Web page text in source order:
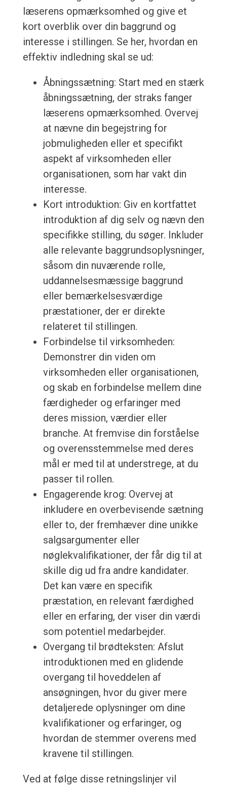
læserens opmærksomhed og give et
kort overblik over din baggrund og
interesse i stillingen. Se her, hvordan en
effektiv indledning skal se ud:
Åbningssætning: Start med en stærk
åbningssætning, der straks fanger
læserens opmærksomhed. Overvej
at nævne din begejstring for
jobmuligheden eller et specifikt
aspekt af virksomheden eller
organisationen, som har vakt din
interesse.
Kort introduktion: Giv en kortfattet
introduktion af dig selv og nævn den
specifikke stilling, du søger. Inkluder
alle relevante baggrundsoplysninger,
såsom din nuværende rolle,
uddannelsesmæssige baggrund
eller bemærkelsesværdige
præstationer, der er direkte
relateret til stillingen.
Forbindelse til virksomheden:
Demonstrer din viden om
virksomheden eller organisationen,
og skab en forbindelse mellem dine
færdigheder og erfaringer med
deres mission, værdier eller
branche. At fremvise din forståelse
og overensstemmelse med deres
mål er med til at understrege, at du
passer til rollen.
Engagerende krog: Overvej at
inkludere en overbevisende sætning
eller to, der fremhæver dine unikke
salgsargumenter eller
nøglekvalifikationer, der får dig til at
skille dig ud fra andre kandidater.
Det kan være en specifik
præstation, en relevant færdighed
eller en erfaring, der viser din værdi
som potentiel medarbejder.
Overgang til brødteksten: Afslut
introduktionen med en glidende
overgang til hoveddelen af
ansøgningen, hvor du giver mere
detaljerede oplysninger om dine
kvalifikationer og erfaringer, og
hvordan de stemmer overens med
kravene til stillingen.
Ved at følge disse retningslinjer vil